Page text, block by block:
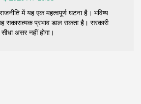
राजनीति में यह एक महत्वपूर्ण घटना है। भविष्य
सकारात्मक प्रभाव डाल सकता है। सरकारी
सीधा असर नहीं होगा।